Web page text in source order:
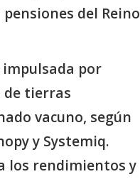
del Reino
por
de tierras
vacuno, según
y Systemiq.
los rendimientos y